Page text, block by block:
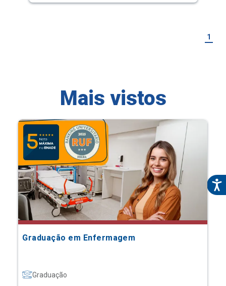
1
Mais vistos
Graduação em Enfermagem
Graduação